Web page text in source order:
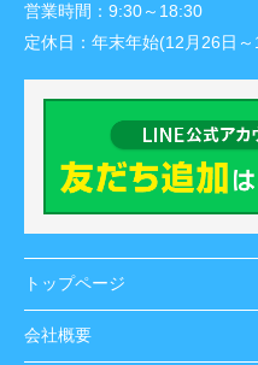
営業時間： 9:30～18:30
定休日： 年末年始(12月26日～
トップページ
会社概要